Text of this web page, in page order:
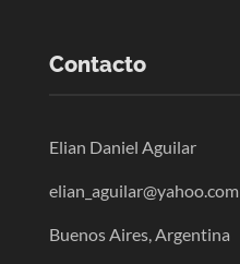
Contacto
Elian Daniel Aguilar
elian_aguilar@yahoo.com
Buenos Aires, Argentina